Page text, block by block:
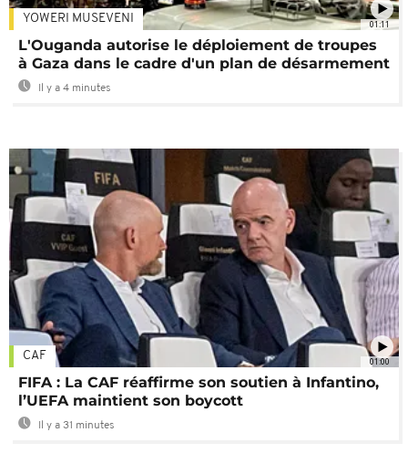
01:11
YOWERI MUSEVENI
L'Ouganda autorise le déploiement de troupes
à Gaza dans le cadre d'un plan de désarmement
Il y a 4 minutes
01:00
CAF
FIFA : La CAF réaffirme son soutien à Infantino,
l’UEFA maintient son boycott
Il y a 31 minutes